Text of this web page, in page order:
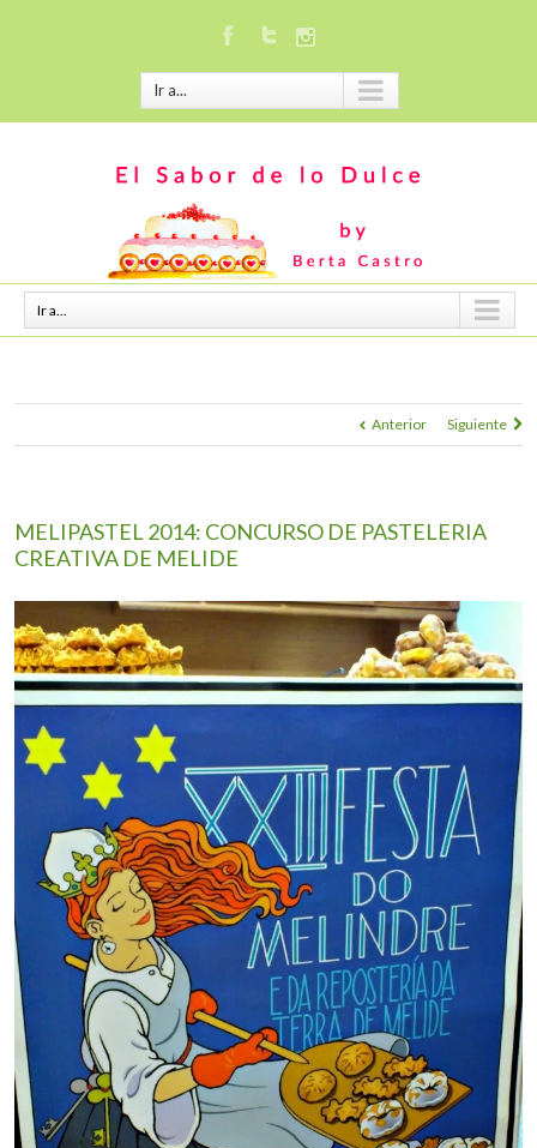
Ir a...
Ir a...
Anterior Siguiente
MELIPASTEL 2014: CONCURSO DE PASTELERIA
CREATIVA DE MELIDE